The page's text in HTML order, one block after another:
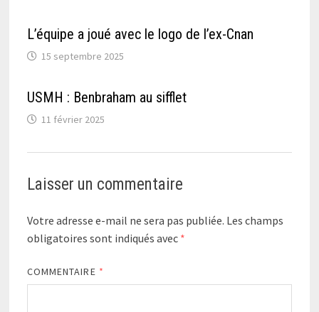
L’équipe a joué avec le logo de l’ex-Cnan
15 septembre 2025
USMH : Benbraham au sifflet
11 février 2025
Laisser un commentaire
Votre adresse e-mail ne sera pas publiée. Les champs
obligatoires sont indiqués avec *
COMMENTAIRE *